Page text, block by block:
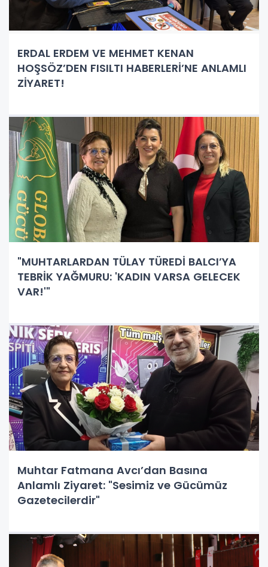
ERDAL ERDEM VE MEHMET KENAN
HOŞSÖZ’DEN FISILTI HABERLERİ’NE ANLAMLI
ZİYARET!
"MUHTARLARDAN TÜLAY TÜREDİ BALCI’YA
TEBRİK YAĞMURU: 'KADIN VARSA GELECEK
VAR!'"
Muhtar Fatmana Avcı’dan Basına
Anlamlı Ziyaret: "Sesimiz ve Gücümüz
Gazetecilerdir"